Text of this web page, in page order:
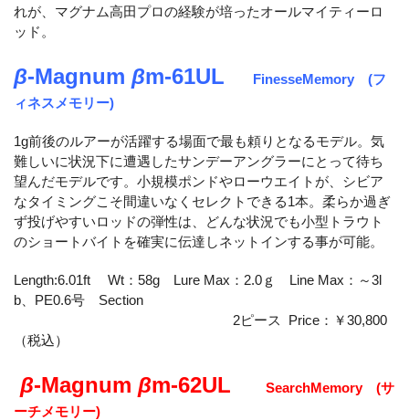
れが、マグナム高田プロの経験が培ったオールマイティーロ
ッド。
β-Magnum βm-61UL
FinesseMemory (フ
ィネスメモリー)
1g前後のルアーが活躍する場面で最も頼りとなるモデル。気
難しいに状況下に遭遇したサンデーアングラーにとって待ち
望んだモデルです。小規模ポンドやローウエイトが、シビア
なタイミングこそ間違いなくセレクトできる1本。柔らか過ぎ
ず投げやすいロッドの弾性は、どんな状況でも小型トラウト
のショートバイトを確実に伝達しネットインする事が可能。
Length:6.01ft Wt：58g Lure Max：2.0ｇ Line Max：～3l
b、PE0.6号 Section
2ピース Price：￥30,800
（税込）
β-Magnum βm-62UL
SearchMemory (サ
ーチメモリー)